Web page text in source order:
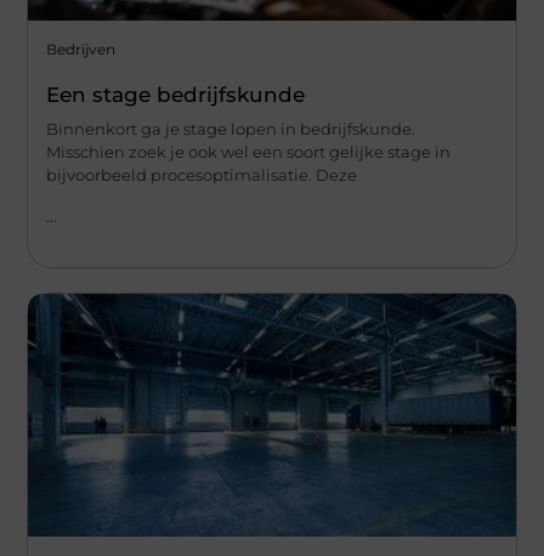
Bedrijven
Een stage bedrijfskunde
Binnenkort ga je stage lopen in bedrijfskunde.
Misschien zoek je ook wel een soort gelijke stage in
bijvoorbeeld procesoptimalisatie. Deze